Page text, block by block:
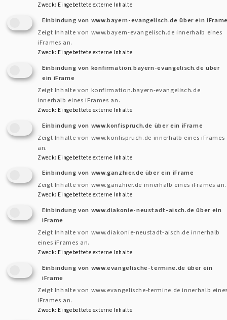
Beginn in den Orten jeweils mit einer ca. 15 minütigen
Andacht zu verschiedenen Themen:
10.30 Uhr Neuherberg „Thesen“
11.30 Uhr Ermetzhofen Mittagessen beim Seefest
13.00 Uhr Ermetzhofen „Geschichte der Reformation vor
14.00 Uhr Custenlohr„Tischreden und Luthersprüche“
15.00 Uhr Rudolzhofen „Lutherlieder und Lebenslauf“
- Kaffeetrinken am Schützenhaus -
Kontaktformular
und
Fußbereichsmenü
Cookie-Einstellungen
Impressum
Datenschutzerklärung
Zweck: Eingebettete externe Inhalte
Einbindung von www.bayern-evangelisch.de über ein
Zeigt Inhalte von www.bayern-evangelisch.de innerhalb eines
iFrames an.
Zweck: Eingebettete externe Inhalte
Einbindung von konfirmation.bayern-evangelisch.de über
ein iFrame
Zeigt Inhalte von konfirmation.bayern-evangelisch.de
innerhalb eines iFrames an.
Zweck: Eingebettete externe Inhalte
Einbindung von www.konfispruch.de über ein iFrame
Zeigt Inhalte von www.konfispruch.de innerhalb eines iFrames
an.
Zweck: Eingebettete externe Inhalte
Einbindung von www.ganzhier.de über ein iFrame
Zeigt Inhalte von www.ganzhier.de innerhalb eines iFrames an.
Zweck: Eingebettete externe Inhalte
Einbindung von www.diakonie-neustadt-aisch.de über ein
iFrame
Zeigt Inhalte von www.diakonie-neustadt-aisch.de innerhalb
eines iFrames an.
Zweck: Eingebettete externe Inhalte
Einbindung von www.evangelische-termine.de über ein
iFrame
Zeigt Inhalte von www.evangelische-termine.de innerhalb
iFrames an.
Zweck: Eingebettete externe Inhalte